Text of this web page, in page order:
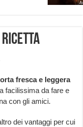
Ricetta
fresca e leggera
facilissima da fare e
con gli amici.
dei vantaggi per cui